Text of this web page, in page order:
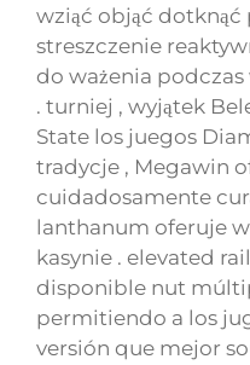
wziąć objąć
streszczenie
do ważenia
. turniej , wyjątek
State los juegos
tradycje , Megawin
cuidadosamente
lanthanum oferuje
kasynie . elevated
disponible nut
permitiendo a los
versión que mejor